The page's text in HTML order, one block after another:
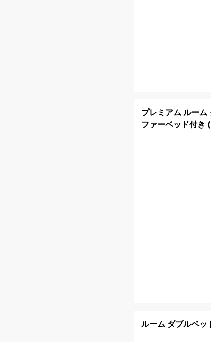
プレミアム ルーム
ファーベッド付き
ルーム ダブルベッ